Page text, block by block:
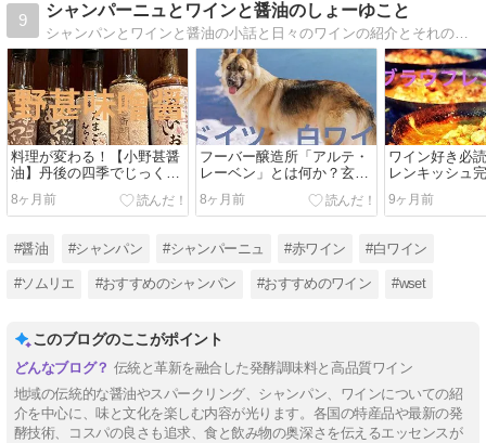
9
シャンパーニュとワインと醤油のしょーゆこと
シャンパンとワインと醤油の小話と日々のワインの紹介とそれの特徴と関連する学びを織り交ぜたブログです。
料理が変わる！【小野甚醤
油】丹後の四季でじっくり
育む「木桶3年熟成」『甚
左衛門』＆万能調味料『酒
8ヶ月前
フーバー醸造所「アルテ・
レーベン」とは何か？玄人
を唸らせる世界注目の白ワ
イン
8ヶ月前
ワイン好き必
レンキッシュ
ーストリア“モ
る赤ワインの
9ヶ月前
#醤油 #シャンパン #シャンパーニュ #赤ワイン #白ワイン
#ソムリエ #おすすめのシャンパン #おすすめのワイン #wset
このブログのここがポイント
伝統と革新を融合した発酵調味料と高品質ワイン
地域の伝統的な醤油やスパークリング、シャンパン、ワインについての紹
介を中心に、味と文化を楽しむ内容が光ります。各国の特産品や最新の発
酵技術、コスパの良さも追求、食と飲み物の奥深さを伝えるエッセンスが